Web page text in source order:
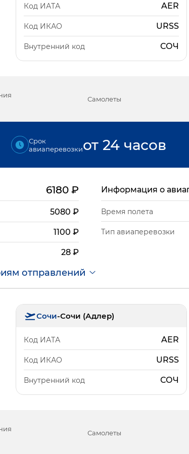
Код ИАТА AER
Код ИКАО URSS
Внутренний код СОЧ
Самолеты
Срок
авиаперевозкиот 24 часов
6180₽
5080 ₽
1100 ₽
28₽
Информация о
Время полета
Тип авиаперевозки
отправлений
Сочи-Сочи (Адлер)
Код ИАТА AER
Код ИКАО URSS
Внутренний код СОЧ
Самолеты